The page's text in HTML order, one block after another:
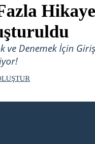
Hikaye
ve Denemek İçin Giriş